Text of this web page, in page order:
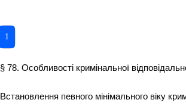
1
§ 78. Особливості кримінальної
Встановлення певного мінімального віку кримінальної відповідальності пов‘язане з фізіологічним процесом поступового формування здатності особи з моменту досягнення певного віку усвідомлювати свої дії і керувати ними та розуміти небезпечність дій, які нею вчиняються. За загальним правилом, кримінальній відповідальності підлягає особа, якій до вчинення злочину минуло 16 років, і лише за вчинення злочинів, які перелічені у ч.2 ст.10 (у тому числі за готування або замах на щодо їх вчинення, та співучасть у них), з 14-річного віку. Особи, які вчинили злочин у віці від 14 до 16 років, підлягають кримінальній відповідальності лише за вбивство (93-98), посягання на життя судді, працівника правоохоронного органу, члена громадського формування з охорони громадського порядку або військовослужбовця (ст.190-1), умисне заподіяння тілесних ушкоджень що спричинили розлад здоров‘я (101-104, 106 ч.1, 189-4), зґвалтування (117), крадіжку (81, 86-1, 140, 223, 229-2), грабіж (82, 86-1, 141, 223, 229-2), розбій (86, 86-1, 142, 223 ч.2, 229-2 ч.3), злісне або особливо хуліганство (206 ч.2,3), інші злочини. Особи в віці від 14 до 16 років не підлягають кримінальній відповідальності за необережні злочини, крім вбивства з необережності. Оскільки ст.10 не встановлює відповідальність осіб, які не досягли шістнадцятирічного віку, за злочини, передбачені ст.58, 59, ч.3 ст.62, ч.3 ст.66, ст.69, ч.2 ст.71, ч.3 ст.86-2, ч.5 ст.123-1, ч.3 ст.144, ч.4 ст.187-6, ч.2 ст.189-5, такі дії винного, поєднані з убивством або заподіянням потерпілому тілесних ушкоджень, необхідно кваліфікувати за ст.93-98, 101-104, ч.1 ст.106 чи ст.189-4 (постанова Пленуму ВС від 01.04.94 №1 “Про судову практику в справах про злочини проти життя і здоров‘я людини”). Особи, які вчинили діяння, передбачені кримінальним законом, у віці до 14 років, а також особи, що вчинили у віці від 14 до 16 років суспільно небезпечні діяння, не вказані в ч.2 ст.10, не підлягають кримінальній відповідальності. Вік, з якого настає кримінальна відповідальність повинен обчислюватися з моменту вчинення злочину. Вік встановлюється відповідно до документів про народження, паспорту, а відсутності таких аз наявності висновку медичної експертизи. Особа вважається такою, що досягла певного віку не в день народження, а починаючи з наступної доби. У випадках, коли вік обвинуваченого встановлює судово-медична експертиза, днем його народження слід вважати останній день визначеного року, а при визначенні віку мінімальною і максимальною кількістю років слід виходити з пропонованого експертизою мінімального віку цієї особи. При застосуванні до неповнолітнього міри покарання необхідно враховувати не лише характер і ступінь суспільно небезпечності вчиненого злочину, але й особу винного, його психофізіологічний розвиток, обставини, що пом‘якшують і обтяжують відповідальність, а також причини, з якими пов‘язаний злочин. Зокрема, слід мати на увазі, що, відповідно до п.6 ст.40, вчинення злочину неповнолітнім є обставиною, яка пом‘якшує відповідальність. Не повинні застосовуватися міри кримінального покарання до неповнолітніх за окремі незначні правопорушення, якщо самі потерпілі не зверталися з проханням про притягнення неповнолітнього до кримінальної відповідальності. До особи, яка вчинила злочин у віці до 18 років злочин, що не становить великої суспільної небезпеки, суд може, у відповідності до ч.3 ст.10, застосувати примусові заходи виховного характеру, що не є кримінальним покаранням. До не повнолітнього, який вчинив злочин, суд може застосувати примусові заходи виховного характеру, передбачені ст.11. Такі самі заходи суд може застосувати до особи, яка вчинила суспільно небезпечне діяння у віці від 11 років і до виповнення віку, з якого можлива кримінальна відповідальність. При сумніви щодо наявності розумової відсталості неповнолітнього, який вчинив суспільно небезпечне діяння, призначається судово-медична експертиза. Наявність розумової відсталості за певних умов може бути підставою для застосування судом до такого неповнолітнього примусових заходів медичного характеру. Відповідно до ст.11, до осіб, які вчинили злочин у віці до 18 років або суспільно небезпечне діяння до виповнення віку, з якого настає кримінальна відповідальність, суд може застосувати такі примусові заходи виховного характеру: 1) зобов‘язання публічно або в іншій формі попросити вибачення у потерпілого; 2) застереження; 3) передача неповнолітнього під нагляд батькам або особам, які їх замінюють, чи під нагляд педагогічному або трудовому колективу за його згодою, а також окремим